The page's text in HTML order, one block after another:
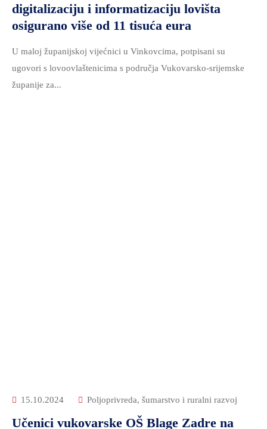
digitalizaciju i informatizaciju lovišta
osigurano više od 11 tisuća eura
U maloj županijskoj vijećnici u Vinkovcima, potpisani su
ugovori s lovoovlaštenicima s područja Vukovarsko-srijemske
županije za...
15.10.2024 Poljoprivreda, šumarstvo i ruralni razvoj
Učenici vukovarske OŠ Blage Zadre na